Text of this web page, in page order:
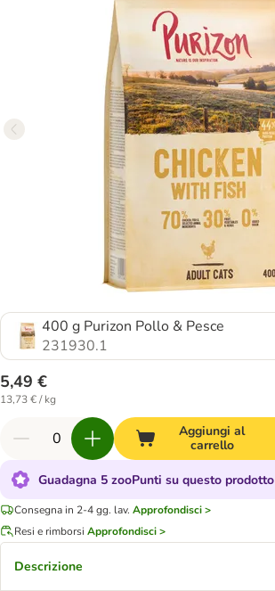
400 g Purizon Pollo & Pesce
231930.1
5,49 €
13,73 € / kg
Aggiungi al
carrello
Guadagna 5 zooPunti su questo prodotto
Consegna in 2-4 gg. lav. Approfondisci >
Resi e rimborsi Approfondisci >
Descrizione